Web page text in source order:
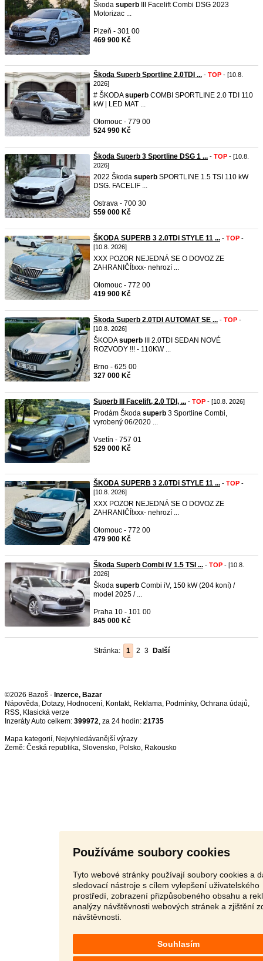
Používáme soubory cookies
Tyto webové stránky používají soubory cookies a
sledovací nástroje s cílem vylepšení uživatelského
prostředí, zobrazení přizpůsobeného obsahu a
analýzy návštěvnosti webových stránek a zjištění
návštěvnosti.
Souhlasím
Škoda superb III Facelift Combi DSG 2023
Motorizac ...
Plzeň - 301 00
469 900 Kč
Škoda Superb Sportline 2.0TDI ... - TOP - [10.8.
2026]
# ŠKODAsuperb COMBI SPORTLINE 2.0 TDI 110
kW | LED MAT ...
Olomouc - 779 00
524 990 Kč
Škoda Superb 3 Sportline DSG 1 ... - TOP - [10.8.
2026]
2022 Škoda superb SPORTLINE 1.5 TSI 110 kW
DSG. FACELIF ...
Ostrava - 700 30
559 000 Kč
ŠKODA SUPERB 3 2.0TDi STYLE 11 ... - TOP -
[10.8. 2026]
XXX POZOR NEJEDNÁ SE O DOVOZ ZE
ZAHRANIČÍ!xxx- nehrozí ...
Olomouc - 772 00
419 900 Kč
Škoda Superb 2.0TDI AUTOMAT SE ... - TOP -
[10.8. 2026]
ŠKODAsuperb III 2.0TDI SEDAN NOVÉ
ROZVODY !!! ​- 110KW ...
Brno - 625 00
327 000 Kč
Superb III Facelift, 2.0 TDI, ... - TOP - [10.8. 2026]
Prodám Škoda superb 3 Sportline Combi,
vyrobený 06/2020 ...
Vsetín - 757 01
529 000 Kč
ŠKODA SUPERB 3 2.0TDi STYLE 11 ... - TOP -
[10.8. 2026]
XXX POZOR NEJEDNÁ SE O DOVOZ ZE
ZAHRANIČÍ!xxx- nehrozí ...
Olomouc - 772 00
479 900 Kč
Škoda Superb Combi iV 1.5 TSI ... - TOP - [10.8.
2026]
Škoda superb Combi iV, 150 kW (204 koní) /
model 2025 / ...
Praha 10 - 101 00
845 000 Kč
Stránka: 1 2 3 Další
©2026 Bazoš - Inzerce, Bazar
Nápověda, Dotazy, Hodnocení, Kontakt, Reklama, Podmínky, Ochrana údajů,
RSS,
Inzeráty Auto celkem: 399972, za 24 hodin: 21735
Mapa kategorií, Nejvyhledávanější výrazy
Země: Česká republika, Slovensko, Polsko, Rakousko